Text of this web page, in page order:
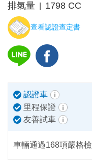
排氣量
1798 CC
查看認證查定書
認證車
里程保證
友善試車
車輛通過168項嚴格